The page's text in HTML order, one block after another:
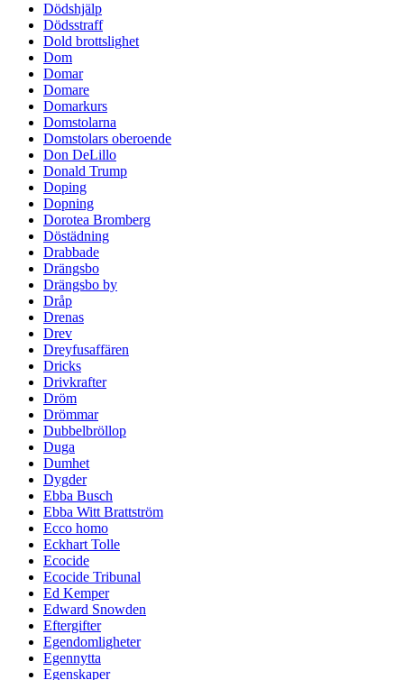
Dödshjälp
Dödsstraff
Dold brottslighet
Dom
Domar
Domare
Domarkurs
Domstolarna
Domstolars oberoende
Don DeLillo
Donald Trump
Doping
Dopning
Dorotea Bromberg
Döstädning
Drabbade
Drängsbo
Drängsbo by
Dråp
Drenas
Drev
Dreyfusaffären
Dricks
Drivkrafter
Dröm
Drömmar
Dubbelbröllop
Duga
Dumhet
Dygder
Ebba Busch
Ebba Witt Brattström
Ecco homo
Eckhart Tolle
Ecocide
Ecocide Tribunal
Ed Kemper
Edward Snowden
Eftergifter
Egendomligheter
Egennytta
Egenskaper